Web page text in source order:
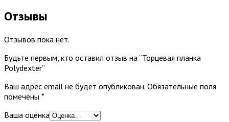
Отзывы
Отзывов пока нет.
Будьте первым, кто оставил отзыв на “Торцевая планка
Polydexter”
Ваш адрес email не будет опубликован. Обязательные поля
помечены *
Ваша оценка